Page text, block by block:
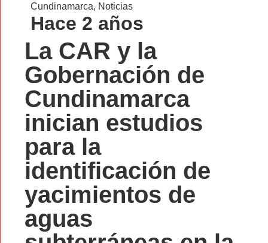
Cundinamarca, Noticias
Hace 2 años
La CAR y la
Gobernación de
Cundinamarca
inician estudios
para la
identificación de
yacimientos de
aguas